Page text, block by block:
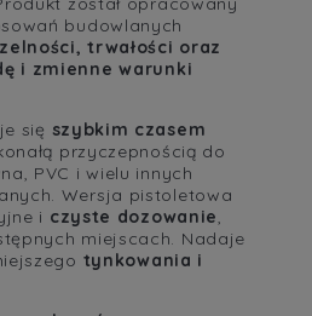
budowlanych
trwałości oraz
i zmienne warunki
się szybkim czasem
przyczepnością do
PVC i wielu innych
Wersja pistoletowa
i czyste dozowanie,
miejscach. Nadaje
tynkowania i